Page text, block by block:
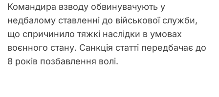
Командира взводу обвинувачують у
недбалому ставленні до військової служби,
що спричинило тяжкі наслідки в умовах
воєнного стану. Санкція статті передбачає до
8 років позбавлення волі.